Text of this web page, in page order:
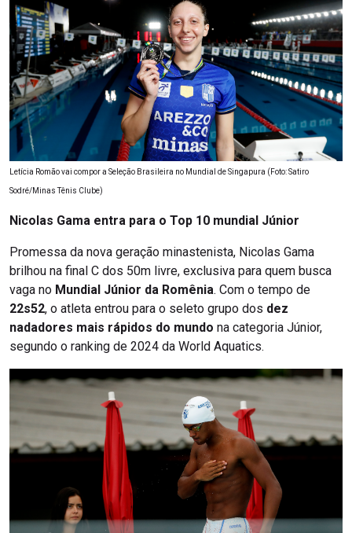
Letícia Romão vai compor a Seleção Brasileira no Mundial de Singapura (Foto: Satiro
Sodré/Minas Tênis Clube)
Nicolas Gama entra para o Top 10 mundial Júnior
Promessa da nova geração minastenista, Nicolas Gama
brilhou na final C dos 50m livre, exclusiva para quem busca
vaga no Mundial Júnior da Romênia. Com o tempo de
22s52, o atleta entrou para o seleto grupo dos dez
nadadores mais rápidos do mundo na categoria Júnior,
segundo o ranking de 2024 da World Aquatics.